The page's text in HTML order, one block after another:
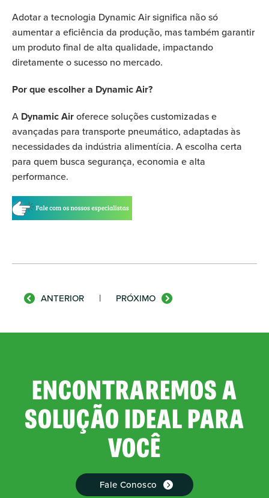
Adotar a tecnologia Dynamic Air significa não só
aumentar a eficiência da produção, mas também garantir
um produto final de alta qualidade, impactando
diretamente o sucesso no mercado.
Por que escolher a Dynamic Air?
A Dynamic Airoferece soluções customizadas e
avançadas para transporte pneumático, adaptadas às
necessidades da indústria alimentícia. A escolha certa
para quem busca segurança, economia e alta
performance.
ANTERIOR | PRÓXIMO
ENCONTRAREMOS A
SOLUÇÃO IDEAL PARA
VOCÊ
Fale Conosco